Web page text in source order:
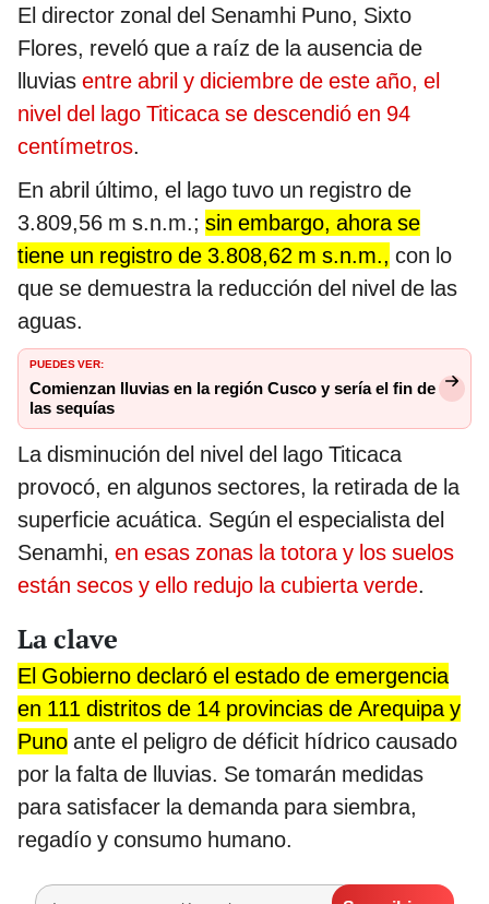
El director zonal del Senamhi Puno, Sixto
Flores, reveló que a raíz de la ausencia de
lluvias entre abril y diciembre de este año, el
nivel del lago Titicaca se descendió en 94
centímetros.
En abril último, el lago tuvo un registro de
3.809,56 m s.n.m.; sin embargo, ahora se
tiene un registro de 3.808,62 m s.n.m., con lo
que se demuestra la reducción del nivel de las
aguas.
PUEDES VER:
Comienzan lluvias en la región Cusco y sería el fin de
las sequías
La disminución del nivel del lago Titicaca
provocó, en algunos sectores, la retirada de la
superficie acuática. Según el especialista del
Senamhi, en esas zonas la totora y los suelos
están secos y ello redujo la cubierta verde.
La clave
El Gobierno declaró el estado de emergencia
en 111 distritos de 14 provincias de Arequipa y
Puno ante el peligro de déficit hídrico causado
por la falta de lluvias. Se tomarán medidas
para satisfacer la demanda para siembra,
regadío y consumo humano.